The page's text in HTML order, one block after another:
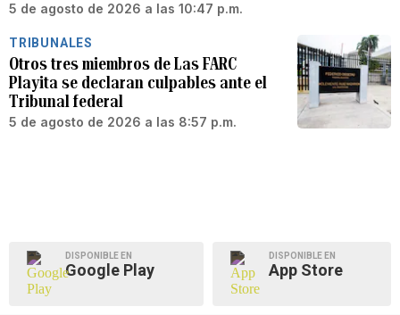
5 de agosto de 2026 a las 10:47 p.m.
TRIBUNALES
Otros tres miembros de Las FARC
Playita se declaran culpables ante el
Tribunal federal
5 de agosto de 2026 a las 8:57 p.m.
DISPONIBLE EN
Google Play
DISPONIBLE EN
App Store